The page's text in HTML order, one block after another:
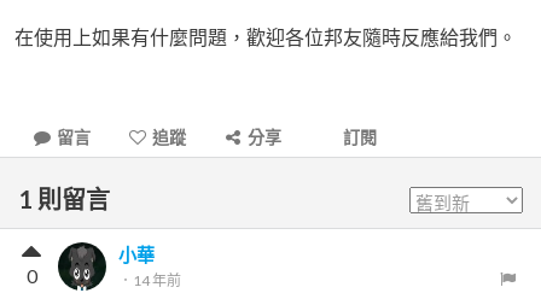
在使用上如果有什麼問題，歡迎各位邦友隨時反應給我們。
留言 追蹤 分享 訂閱
1 則留言
小華
． 14 年前
0